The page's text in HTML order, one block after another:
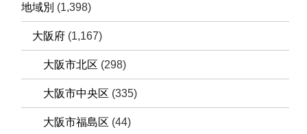
地域別 (1,398)
大阪府 (1,167)
大阪市北区 (298)
大阪市中央区 (335)
大阪市福島区 (44)